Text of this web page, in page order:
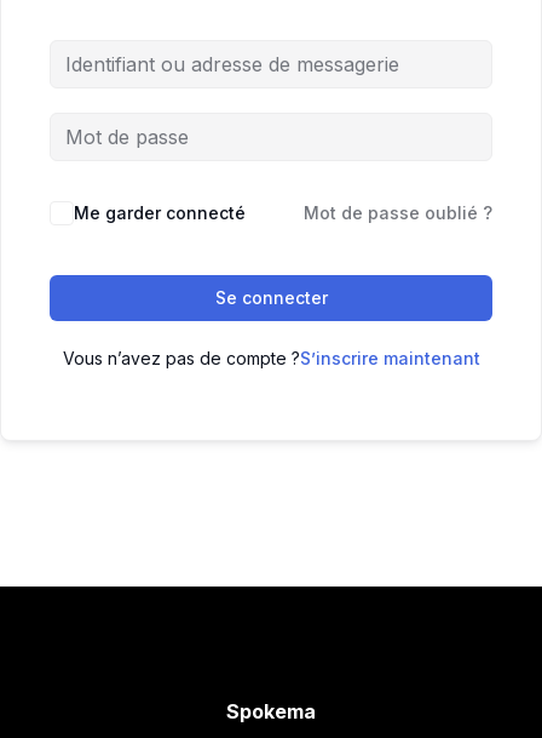
Me garder connecté Mot de passe oublié ?
Se connecter
Vous n’avez pas de compte ?S’inscrire maintenant
Spokema